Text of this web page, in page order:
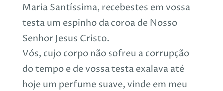
Maria Santíssima, recebestes em vossa
testa um espinho da coroa de Nosso
Senhor Jesus Cristo.
Vós, cujo corpo não sofreu a corrupção
do tempo e de vossa testa exalava até
hoje um perfume suave, vinde em meu